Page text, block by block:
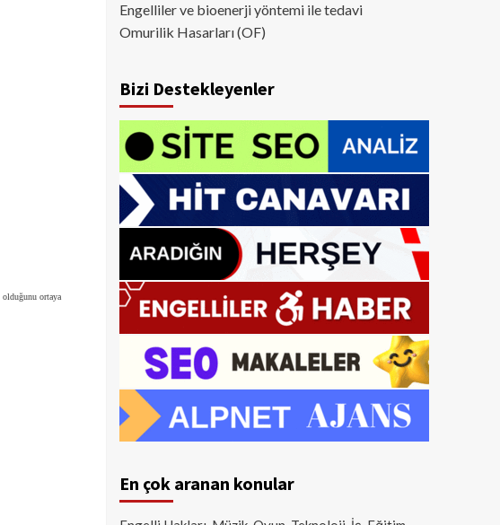
olduğunu ortaya
Engelliler ve bioenerji yöntemi ile tedavi
Omurilik Hasarları (OF)
Bizi Destekleyenler
En çok aranan konular